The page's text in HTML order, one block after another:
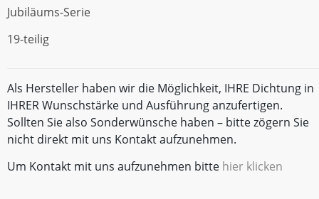
Jubiläums-Serie
19-teilig
Als Hersteller haben wir die Möglichkeit, IHRE Dichtung in
IHRER Wunschstärke und Ausführung anzufertigen.
Sollten Sie also Sonderwünsche haben – bitte zögern Sie
nicht direkt mit uns Kontakt aufzunehmen.
Um Kontakt mit uns aufzunehmen bitte hier klicken